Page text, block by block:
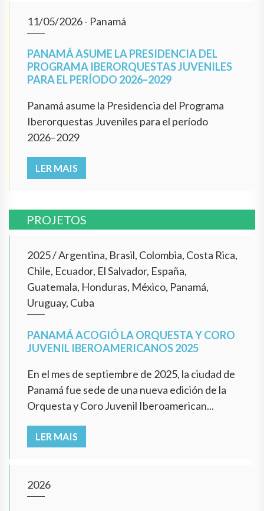
11/05/2026- Panamá
PANAMÁ ASUME LA PRESIDENCIA DEL
PROGRAMA IBERORQUESTAS JUVENILES
PARA EL PERÍODO 2026–2029
Panamá asume la Presidencia del Programa
Iberorquestas Juveniles para el período
2026–2029
LER MAIS
PROJETOS
2025/Argentina, Brasil, Colombia, Costa Rica,
Chile, Ecuador, El Salvador, España,
Guatemala, Honduras, México, Panamá,
Uruguay, Cuba
PANAMÁ ACOGIÓ LA ORQUESTA Y CORO
JUVENIL IBEROAMERICANOS 2025
En el mes de septiembre de 2025, la ciudad de
Panamá fue sede de una nueva edición de la
Orquesta y Coro Juvenil Iberoamerican...
LER MAIS
2026